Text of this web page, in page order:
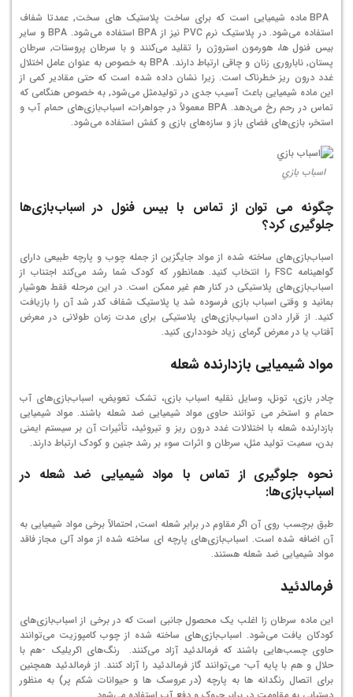
BPA ماده شیمیایی است که برای ساخت پلاستیک های سخت, عمدتا شفاف
استفاده می‌شود. در پلاستیک نرم PVC نیز از BPA استفاده می‌شود. BPA و سایر
بیس فنول ها، هورمون استروژن را تقلید می‌کنند و با سرطان پروستات, سرطان
پستان, ناباروری زنان و چاقی ارتباط دارند. BPA به خصوص به عنوان عامل اختلال
غدد درون ریز خطرناک است. زیرا نشان داده شده است که حتی مقادیر کمی از
این ماده شیمیایی باعث آسیب جدی در تولیدمثل می‌شود, به خصوص هنگامی که
تماس در رحم رخ می‌دهد. BPA معمولاً در جواهرات، اسباب‌بازی‌های حمام آب و
استخر، بازی‌های فضای باز و سازه‌های بازی و کفش استفاده می‌شود.
اسباب بازي
چگونه می توان از تماس با بیس فنول در اسباب‌بازی‌ها
جلوگیری کرد؟
اسباب‌بازی‌های ساخته شده از مواد جایگزین از جمله چوب و پارچه طبیعی دارای
گواهینامه FSC را انتخاب کنید. همانطور که کودک شما رشد می‌کند اجتناب از
اسباب‌بازی‌های پلاستیکی در کنار هم غیر ممکن است. در این مرحله فقط هوشیار
بمانید و وقتی اسباب بازی فرسوده شد یا پلاستیک شفاف کدر شد آن را بازیافت
کنید. از قرار دادن اسباب‌بازی‌های پلاستیکی برای مدت زمان طولانی در معرض
آفتاب یا در معرض گرمای زیاد خودداری کنید.
مواد شیمیایی بازدارنده شعله
چادر بازی، تونل، وسایل نقلیه اسباب بازی، تشک تعویض، اسباب‌بازی‌های آب
حمام و استخر می توانند حاوی مواد شیمیایی ضد شعله باشند. مواد شیمیایی
بازدارنده شعله با اختلالات غدد درون ریز و تیروئید، تأثیرات آن بر سیستم ایمنی
بدن، سمیت تولید مثل، سرطان و اثرات سوء بر رشد جنین و کودک ارتباط دارند.
نحوه جلوگیری از تماس با مواد شیمیایی ضد شعله در
اسباب‌بازی‌ها:
طبق برچسب روی آن اگر مقاوم در برابر شعله است, احتمالاً برخی مواد شیمیایی به
آن اضافه شده است. اسباب‌بازی‌های پارچه ای ساخته شده از مواد آلی مجاز فاقد
مواد شیمیایی ضد شعله هستند.
فرمالدئید
این ماده سرطان زا اغلب یک محصول جانبی است که در برخی از اسباب‌بازی‌های
کودکان یافت می‌شود. اسباب‌بازی‌های ساخته شده از چوب کامپوزیت می‌توانند
حاوی چسب‌هایی باشند که فرمالدئید آزاد می‌کنند. رنگ‌های اکریلیک -هم با
حلال و هم با پایه آب- می‌توانند گاز فرمالدئید را آزاد کنند. از فرمالدئید همچنین
برای اتصال رنگدانه ها به پارچه (در عروسک ها و حیوانات شکم پر) به منظور